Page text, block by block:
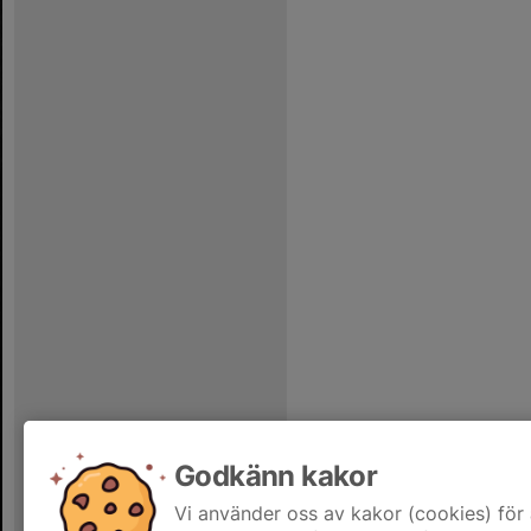
Godkänn kakor
Vi använder oss av kakor (cookies)